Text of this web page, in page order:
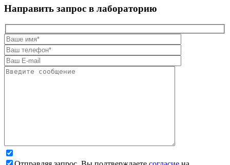
Направить запрос в лабораторию